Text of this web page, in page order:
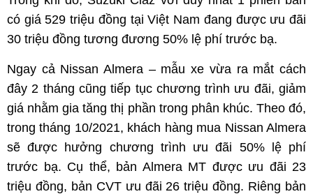
có giá 529 triệu đồng tại Việt Nam đang được ưu đãi
30 triệu đồng tương đương 50% lệ phí trước bạ.
Ngay cả Nissan Almera – mẫu xe vừa ra mắt cách
đây 2 tháng cũng tiếp tục chương trình ưu đãi, giảm
giá nhằm gia tăng thị phần trong phân khúc. Theo đó,
trong tháng 10/2021, khách hàng mua Nissan Almera
sẽ được hưởng chương trình ưu đãi 50% lệ phí
trước bạ. Cụ thể, bản Almera MT được ưu đãi 23
triệu đồng, bản CVT ưu đãi 26 triệu đồng. Riêng bản